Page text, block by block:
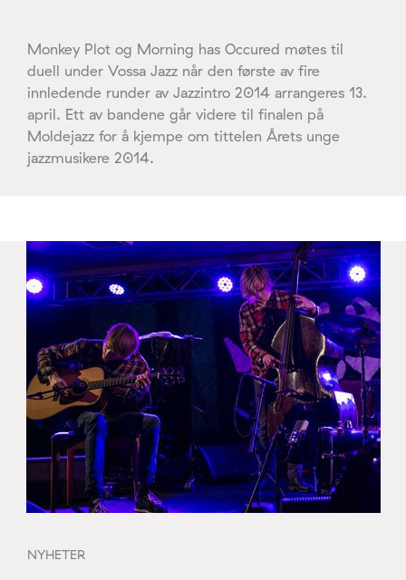
Monkey Plot og Morning has Occured møtes til
duell under Vossa Jazz når den første av fire
innledende runder av Jazzintro 2014 arrangeres 13.
april. Ett av bandene går videre til finalen på
Moldejazz for å kjempe om tittelen Årets unge
jazzmusikere 2014.
NYHETER